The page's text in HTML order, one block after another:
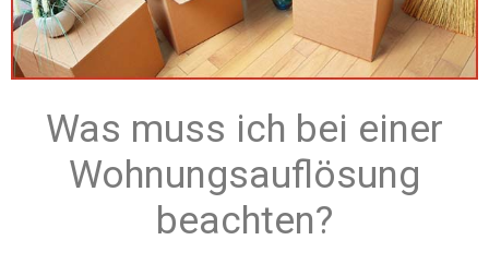
Was muss ich bei einer
Wohnungsauflösung
beachten?